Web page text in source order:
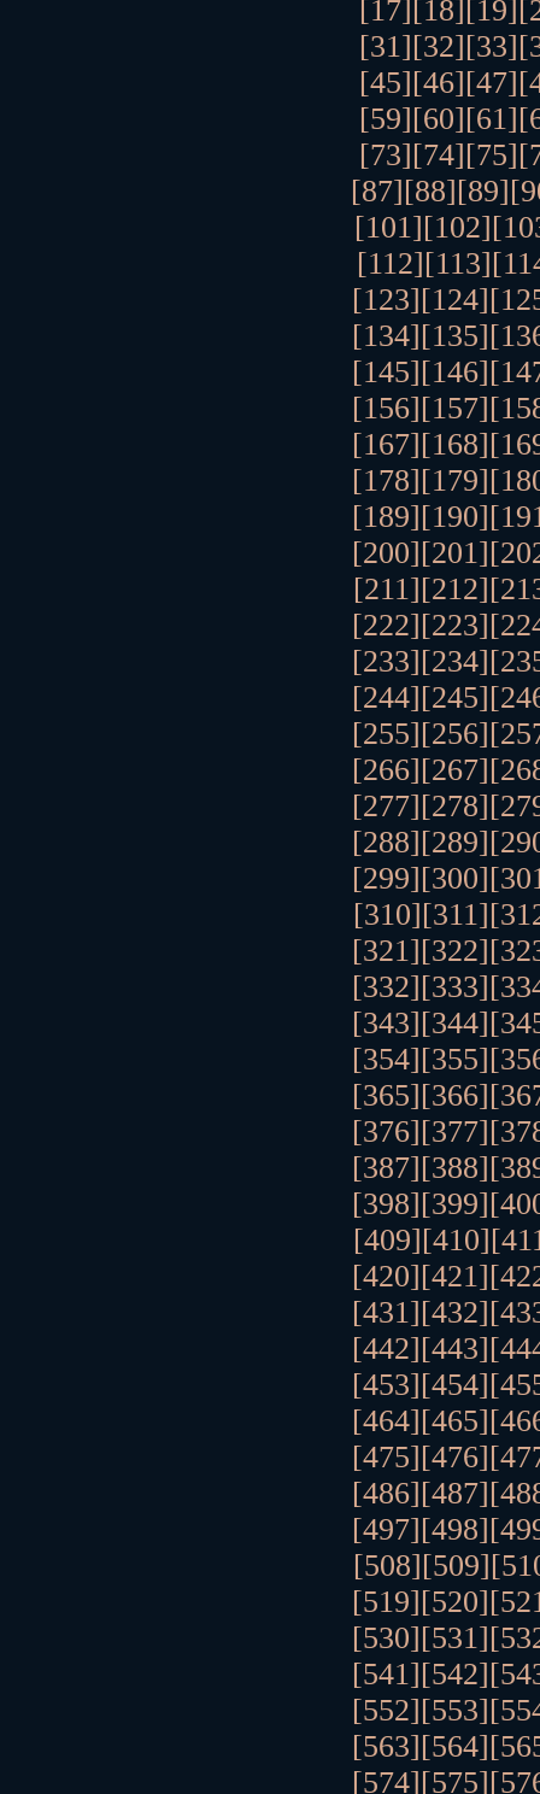
[17][18][19]
[31][32][33]
[45][46][47]
[59][60][61]
[73][74][75]
[87][88][89]
[101][102]
[112][113]
[123][124]
[134][135]
[145][146]
[156][157]
[167][168]
[178][179]
[189][190]
[200][201]
[211][212]
[222][223]
[233][234]
[244][245]
[255][256]
[266][267]
[277][278]
[288][289]
[299][300]
[310][311]
[321][322]
[332][333]
[343][344]
[354][355]
[365][366]
[376][377]
[387][388]
[398][399]
[409][410]
[420][421]
[431][432]
[442][443]
[453][454]
[464][465]
[475][476]
[486][487]
[497][498]
[508][509]
[519][520]
[530][531]
[541][542]
[552][553]
[563][564]
[574][575]